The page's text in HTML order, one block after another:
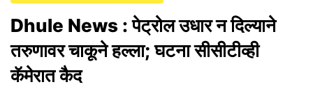
Dhule News : पेट्रोल उधार न दिल्याने
तरुणावर चाकूने हल्ला; घटना सीसीटीव्ही
कॅमेरात कैद